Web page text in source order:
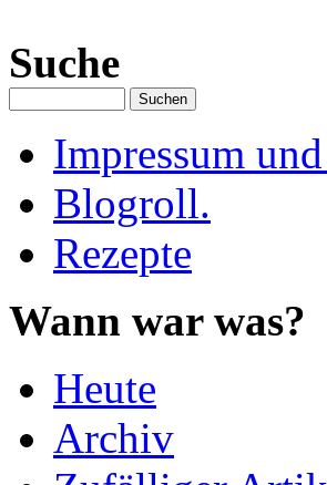
Suche
Impressum
Blogroll.
Rezepte
Wann war was?
Heute
Archiv